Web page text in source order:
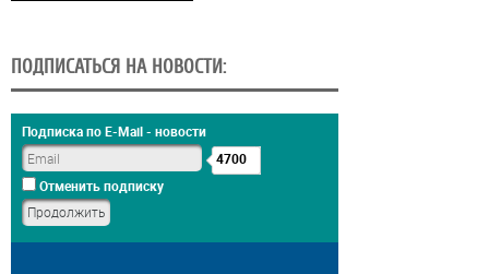
ПОДПИСАТЬСЯ НА НОВОСТИ:
Подписка по E-Mail - новости
4700
Отменить подписку